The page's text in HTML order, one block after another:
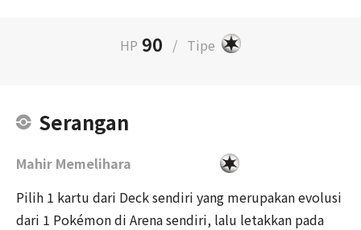
HP 90 / Tipe
Serangan
Mahir Memelihara
Pilih 1 kartu dari Deck sendiri yang merupakan evolusi
dari 1 Pokémon di Arena sendiri, lalu letakkan pada